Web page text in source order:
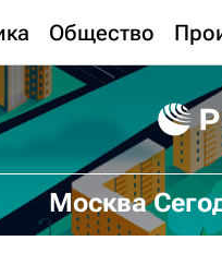
Общество
Москва